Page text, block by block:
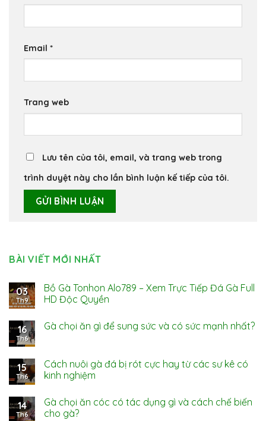
Email *
Trang web
Lưu tên của tôi, email, và trang web trong
trình duyệt này cho lần bình luận kế tiếp của tôi.
BÀI VIẾT MỚI NHẤT
03
Th9
Bồ Gà Tonhon Alo789 – Xem Trực Tiếp Đá Gà Full
HD Độc Quyền
16
Th6
Gà chọi ăn gì để sung sức và có sức mạnh nhất?
15
Th6
Cách nuôi gà đá bị rót cực hay từ các sư kê có
kinh nghiệm
14
Th6
Gà chọi ăn cóc có tác dụng gì và cách chế biến
cho gà?